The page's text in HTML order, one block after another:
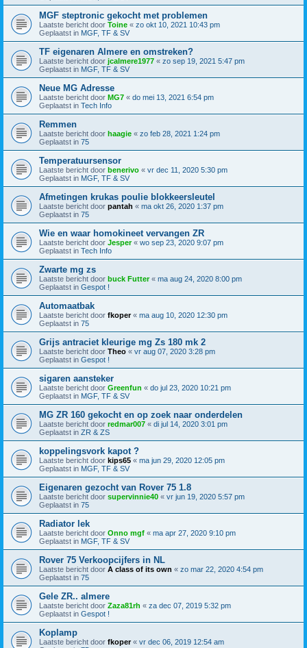
MGF steptronic gekocht met problemen
Laatste bericht door Toine « zo okt 10, 2021 10:43 pm
Geplaatst in MGF, TF & SV
TF eigenaren Almere en omstreken?
Laatste bericht door jcalmere1977 « zo sep 19, 2021 5:47 pm
Geplaatst in MGF, TF & SV
Neue MG Adresse
Laatste bericht door MG7 « do mei 13, 2021 6:54 pm
Geplaatst in Tech Info
Remmen
Laatste bericht door haagie « zo feb 28, 2021 1:24 pm
Geplaatst in 75
Temperatuursensor
Laatste bericht door benerivo « vr dec 11, 2020 5:30 pm
Geplaatst in MGF, TF & SV
Afmetingen krukas poulie blokkeersleutel
Laatste bericht door pantah « ma okt 26, 2020 1:37 pm
Geplaatst in 75
Wie en waar homokineet vervangen ZR
Laatste bericht door Jesper« wo sep 23, 2020 9:07 pm
Geplaatst in Tech Info
Zwarte mg zs
Laatste bericht door buck Futter« ma aug 24, 2020 8:00 pm
Geplaatst in Gespot !
Automaatbak
Laatste bericht door fkoper« ma aug 10, 2020 12:30 pm
Geplaatst in 75
Grijs antraciet kleurige mg Zs 180 mk 2
Laatste bericht door Theo « vr aug 07, 2020 3:28 pm
Geplaatst in Gespot !
sigaren aansteker
Laatste bericht door Greenfun « do jul 23, 2020 10:21 pm
Geplaatst in MGF, TF & SV
MG ZR 160 gekocht en op zoek naar onderdelen
Laatste bericht door redmar007 « di jul 14, 2020 3:01 pm
Geplaatst in ZR & ZS
koppelingsvork kapot ?
Laatste bericht door kips65 « ma jun 29, 2020 12:05 pm
Geplaatst in MGF, TF & SV
Eigenaren gezocht van Rover 75 1.8
Laatste bericht door supervinnie40 « vr jun 19, 2020 5:57 pm
Geplaatst in 75
Radiator lek
Laatste bericht door Onno mgf « ma apr 27, 2020 9:10 pm
Geplaatst in MGF, TF & SV
Rover 75 Verkoopcijfers in NL
Laatste bericht door A class of its own « zo mar 22, 2020 4:54 pm
Geplaatst in 75
Gele ZR.. almere
Laatste bericht door Zaza81rh « za dec 07, 2019 5:32 pm
Geplaatst in Gespot !
Koplamp
Laatste bericht door fkoper« vr dec 06, 2019 12:54 am